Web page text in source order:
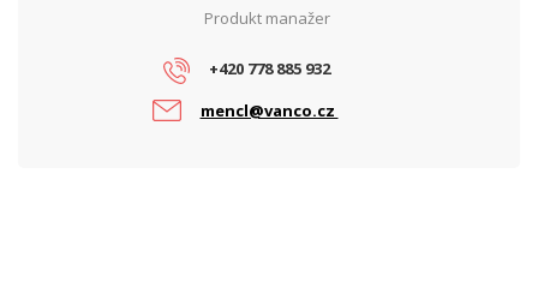
Produkt manažer
+420 778 885 932
mencl@vanco.cz